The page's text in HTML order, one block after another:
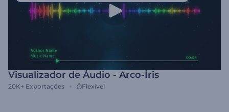
Visualizador de Áudio - Arco-Íris
20K+ Exportações Flexível